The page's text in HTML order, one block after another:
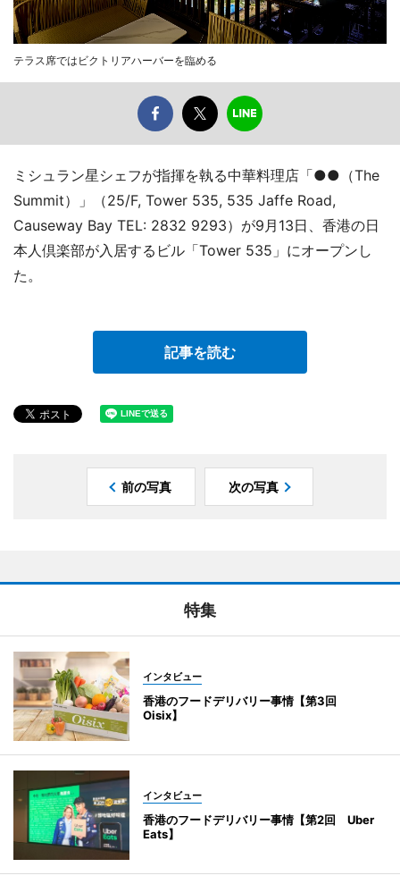
テラス席ではビクトリアハーバーを臨める
ミシュラン星シェフが指揮を執る中華料理店「●●（The
Summit）」（25/F, Tower 535, 535 Jaffe Road,
Causeway Bay TEL: 2832 9293）が9月13日、香港の日
本人倶楽部が入居するビル「Tower 535」にオープンし
た。
記事を読む
前の写真 次の写真
特集
インタビュー
香港のフードデリバリー事情【第3回
Oisix】
インタビュー
香港のフードデリバリー事情【第2回 Uber
Eats】